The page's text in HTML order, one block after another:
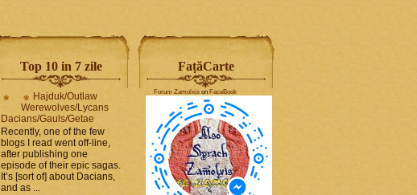
Top 10 in 7 zile
Hajduk/Outlaw
Werewolves/Lycans
Dacians/Gauls/Getae
Recently, one of the few
blogs I read went off-line,
after publishing one
episode of their epic sagas.
It’s [sort of] about Dacians,
and as ...
FaṭăCarte
Forum Zamolxis on FaceBook